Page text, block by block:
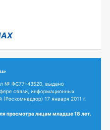
№ ФС77-43520, выдано
связи, информационных
17 января 2011 г.
просмотра лицам младше 18 лет.